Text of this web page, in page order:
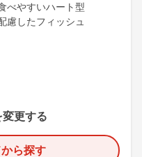
べやすいハート型
慮したフィッシュ
更する
ら探す